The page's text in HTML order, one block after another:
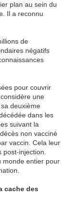
plan au sein du
Il a reconnu
de
négatifs
pour couvrir
une
deuxième
dans les
suivant la
non vacciné
vaccin. Cela leur
injection.
monde entier pour
cache des